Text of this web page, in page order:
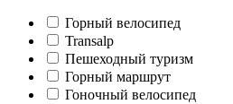
Горный велосипед
Transalp
Пешеходный туризм
Горный маршрут
Гоночный велосипед